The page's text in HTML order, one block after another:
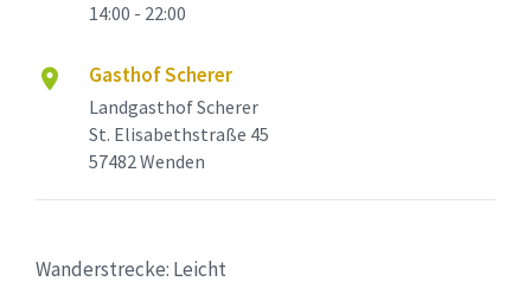
14:00 - 22:00
Gasthof Scherer
Landgasthof Scherer
St. Elisabethstraße 45
57482 Wenden
Wanderstrecke: Leicht